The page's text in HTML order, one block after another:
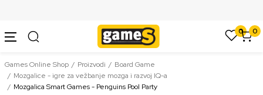
0 0
Games Online Shop Proizvodi
Board Game
Mozgalice - igre za vežbanje mozga i razvoj IQ-a
Mozgalica Smart Games - Penguins Pool Party